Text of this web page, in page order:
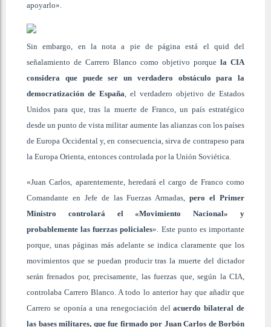
apoyarlo».
Sin embargo, en la nota a pie de página está el quid del
señalamiento de Carrero Blanco como objetivo porque la CIA
considera que puede ser un verdadero obstáculo para la
democratización de España, el verdadero objetivo de Estados
Unidos para que, tras la muerte de Franco, un país estratégico
desde un punto de vista militar aumente las alianzas con los países
de Europa Occidental y, en consecuencia, sirva de contrapeso para
la Europa Orienta, entonces controlada por la Unión Soviética.
«Juan Carlos, aparentemente, heredará el cargo de Franco como
Comandante en Jefe de las Fuerzas Armadas,pero el Primer
Ministro controlará el «Movimiento Nacional» y
probablemente las fuerzas policiales». Este punto es importante
porque, unas páginas más adelante se indica claramente que los
movimientos que se puedan producir tras la muerte del dictador
serán frenados por, precisamente, las fuerzas que, según la CIA,
controlaba Carrero Blanco. A todo lo anterior hay que añadir que
Carrero se oponía a una renegociación delacuerdo bilateral de
las bases militares, que fue firmado por Juan Carlos de Borbón